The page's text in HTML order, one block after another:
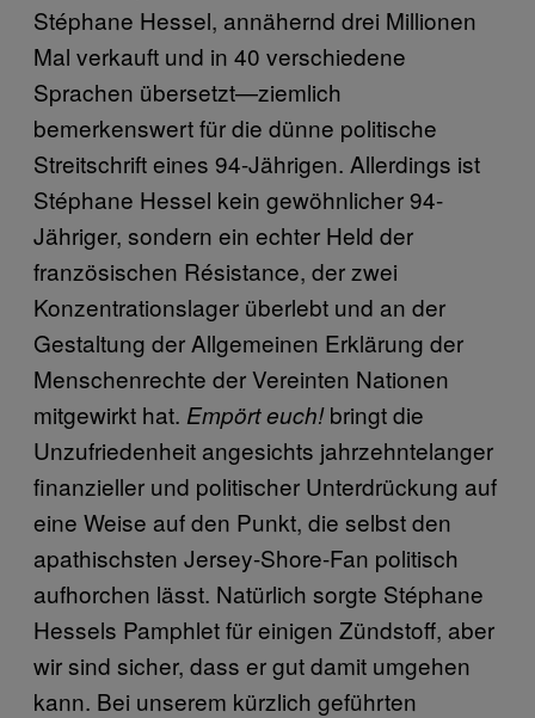
Stéphane Hessel, annähernd drei Millionen
Mal verkauft und in 40 verschiedene
Sprachen übersetzt—ziemlich
bemerkenswert für die dünne politische
Streitschrift eines 94-Jährigen. Allerdings ist
Stéphane Hessel kein gewöhnlicher 94-
Jähriger, sondern ein echter Held der
französischen Résistance, der zwei
Konzentrationslager überlebt und an der
Gestaltung der Allgemeinen Erklärung der
Menschenrechte der Vereinten Nationen
mitgewirkt hat. Empört euch!bringt die
Unzufriedenheit angesichts jahrzehntelanger
finanzieller und politischer Unterdrückung auf
eine Weise auf den Punkt, die selbst den
apathischsten Jersey-Shore-Fan politisch
aufhorchen lässt. Natürlich sorgte Stéphane
Hessels Pamphlet für einigen Zündstoff, aber
wir sind sicher, dass er gut damit umgehen
kann. Bei unserem kürzlich geführten